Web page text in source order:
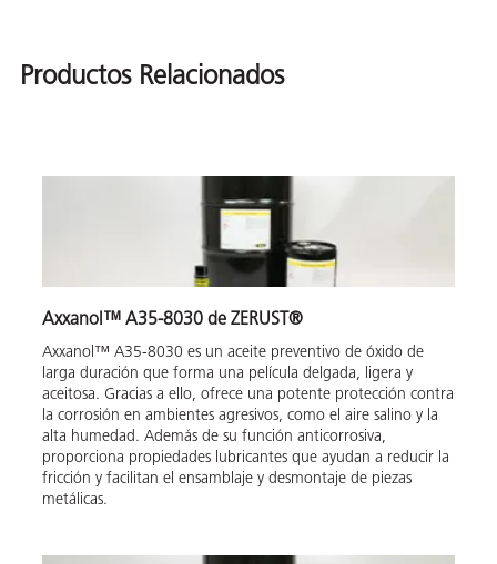
Productos Relacionados
Axxanol™ A35-8030 de ZERUST®
Axxanol™ A35-8030 es un aceite preventivo de óxido de
larga duración que forma una película delgada, ligera y
aceitosa. Gracias a ello, ofrece una potente protección contra
la corrosión en ambientes agresivos, como el aire salino y la
alta humedad. Además de su función anticorrosiva,
proporciona propiedades lubricantes que ayudan a reducir la
fricción y facilitan el ensamblaje y desmontaje de piezas
metálicas.